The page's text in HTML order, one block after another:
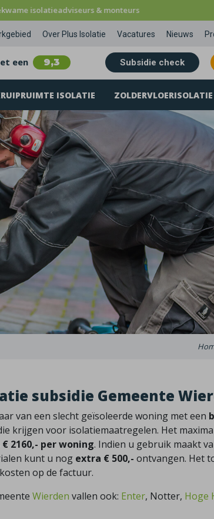
isolatieadviseurs & monteurs
Over Plus Isolatie Vacatures Nieuws
een 9,3 Subsidie check
ISOLATIE ZOLDERVLOERISOLATIE
subsidie Gemeente
van een slecht geïsoleerde woning met een
krijgen voor isolatiemaatregelen. Het
€ 2160,- per woning. Indien u gebruik maakt
kunt u nog extra € 500,- ontvangen. Het
op de factuur.
Wierden vallen ook: Enter, Notter, Hoge